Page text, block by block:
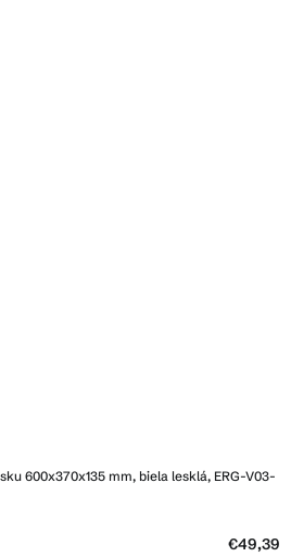
600x370x135 mm, biela lesklá, ERG-V03-
€49,39